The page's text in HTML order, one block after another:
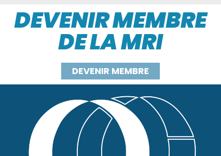
DEVENIR MEMBRE
DE LA MRI
DEVENIR MEMBRE